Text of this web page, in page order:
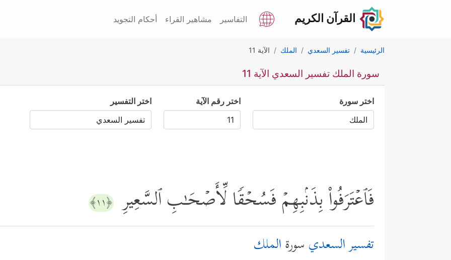
القرآن الكريم التفاسير مشاهير القراء أحكام التجويد
الرئيسية تفسير السعدي الملك الآية 11
سورة الملك تفسير السعدي الآية 11
اختر سورة اختر رقم الآية اختر التفسير
فَٱعۡتَرَفُواْ بِذَنۢبِهِمۡ فَسُحۡقࣰا لِّأَصۡحَـٰبِ ٱلسَّعِیرِ ﴿١١﴾
تفسير السعدي سورةالملك